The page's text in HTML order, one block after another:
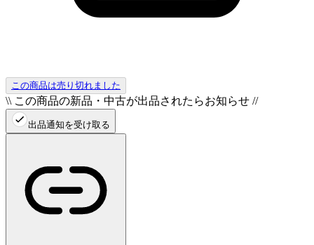
この商品は売り切れました
\\ この商品の新品・中古が出品されたらお知らせ //
出品通知を受け取る